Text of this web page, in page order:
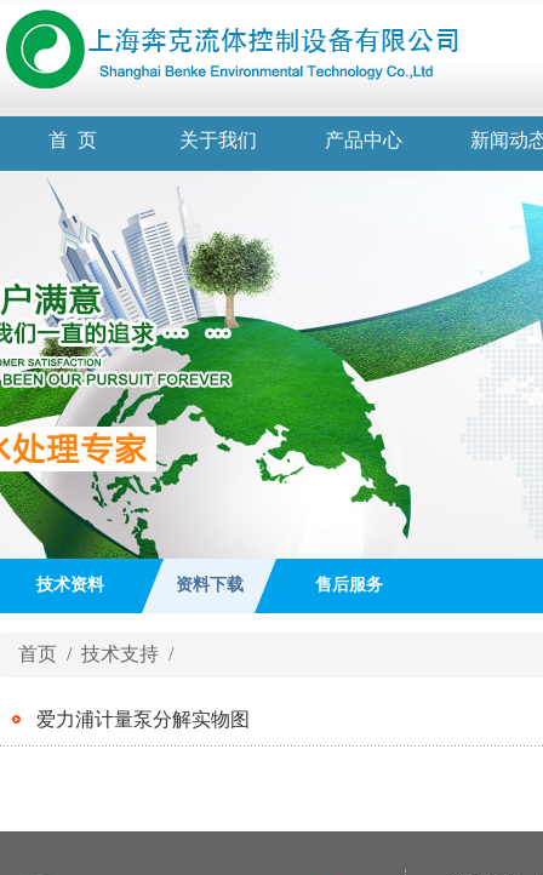
首 页 关于我们 产品中心 新闻动
技术资料 资料下载 售后服务
首页 / 技术支持 /
爱力浦计量泵分解实物图